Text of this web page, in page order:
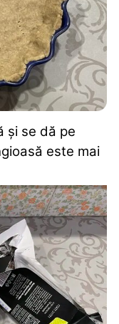
și se dă pe
este mai